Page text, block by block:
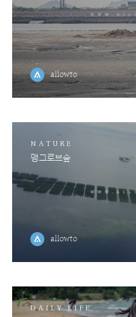
allowto
NATURE
맹그로브숲
allowto
DAILY LIFE